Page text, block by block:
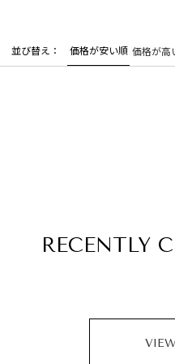
並び替え 価格が安い順 価格が高
RECENTLY